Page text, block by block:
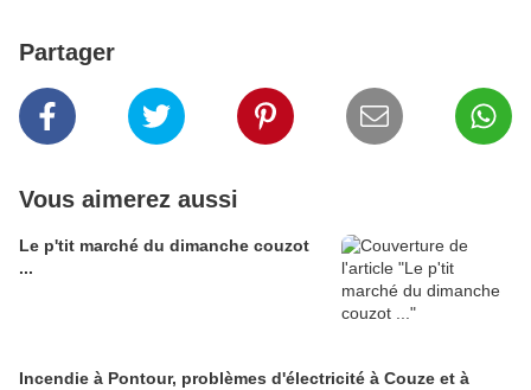
Partager
Vous aimerez aussi
Le p'tit marché du dimanche couzot
...
Incendie à Pontour, problèmes d'électricité à Couze et à